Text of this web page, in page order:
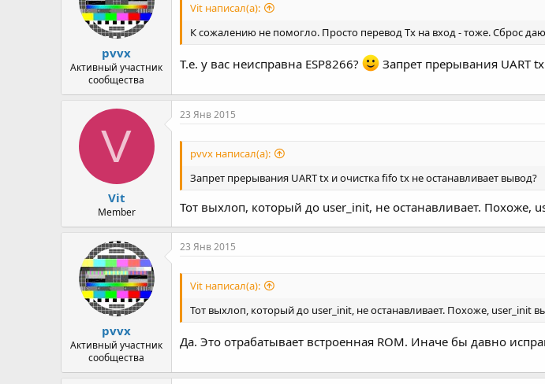
pvvx
Активный участник
сообщества
Vit написал(а):
К сожалению не помогло. Просто перевод Tx на вход - тоже. Сброс
Т.е. у вас неисправна ESP8266? Запрет прерывания UART
V
Vit
Member
23 Янв 2015
pvvx написал(а):
Запрет прерывания UART tx и очистка fifo tx не останавливает вывод?
Тот выхлоп, который до user_init, не останавливает. Похоже,
pvvx
Активный участник
сообщества
23 Янв 2015
Vit написал(а):
Тот выхлоп, который до user_init, не останавливает. Похоже, user_init
Да. Это отрабатывает встроенная ROM. Иначе бы давно